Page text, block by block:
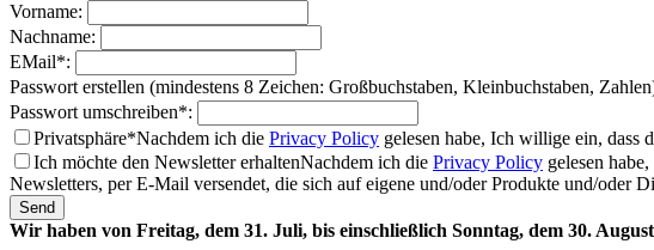
Vorname:
Nachname:
EMail*:
Passwort erstellen (mindestens 8 Zeichen: Großbuchstaben, Kleinbuchstaben,
Passwort umschreiben*:
Privatsphäre*Nachdem ich die Privacy Policy gelesen habe, Ich willige ein, dass
Ich möchte den Newsletter erhaltenNachdem ich die Privacy Policy gelesen
Newsletters, per E-Mail versendet, die sich auf eigene und/oder Produkte und/oder
Send
Wir haben von Freitag, dem 31. Juli, bis einschließlich Sonntag, dem 30.